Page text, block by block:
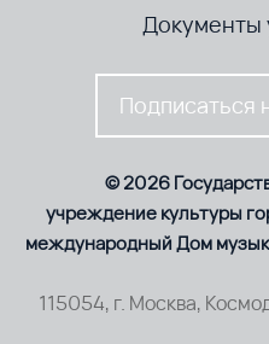
Документы
Подписаться
© 2026
учреждение культуры
международный Дом
115054, г. Москва,